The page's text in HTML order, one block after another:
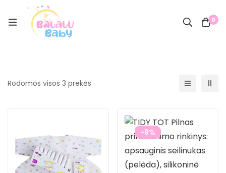
0
Rodomos visos 3 prekės
-9%